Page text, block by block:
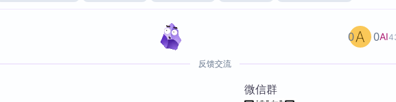
AI
0 0
反馈交流
微信群